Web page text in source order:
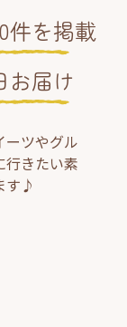
件を掲載
お届け
ーツやグル
行きたい素
す♪